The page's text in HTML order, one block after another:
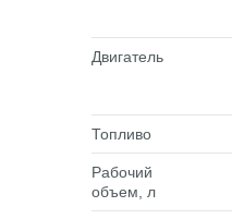
Двигатель
Топливо
Рабочий
объем, л